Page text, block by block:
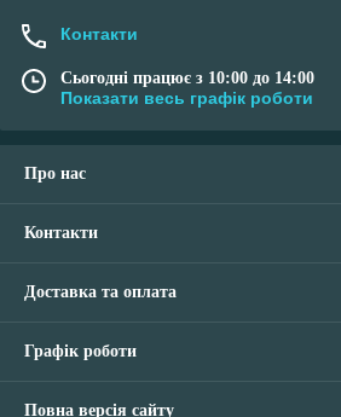
Контакти
Сьогодні працює з 10:00 до 14:00
Показати весь графік роботи
Про нас
Контакти
Доставка та оплата
Графік роботи
Повна версія сайту